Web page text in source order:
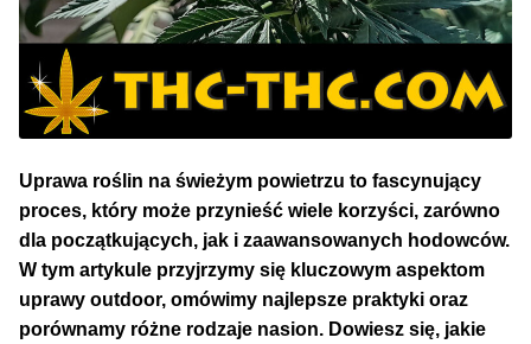
Uprawa roślin na świeżym powietrzu to fascynujący
proces, który może przynieść wiele korzyści, zarówno
dla początkujących, jak i zaawansowanych hodowców.
W tym artykule przyjrzymy się kluczowym aspektom
uprawy outdoor, omówimy najlepsze praktyki oraz
porównamy różne rodzaje nasion. Dowiesz się, jakie